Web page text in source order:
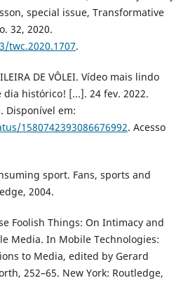
special issue, Transformative
32, 2020.
twc.2020.1707.
DE VÔLEI. Vídeo mais lindo
histórico! [...]. 24 fev. 2022.
Disponível em:
1580742393086676992. Acesso
sport. Fans, sports and
2004.
Foolish Things: On Intimacy and
Media. In Mobile Technologies:
to Media, edited by Gerard
252–65. New York: Routledge,